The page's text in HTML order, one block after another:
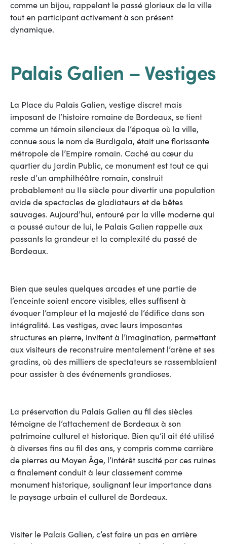
comme un bijou, rappelant le passé glorieux de la ville
tout en participant activement à son présent
dynamique.
Palais Galien – Vestiges
La Place du Palais Galien, vestige discret mais
imposant de l’histoire romaine de Bordeaux, se tient
comme un témoin silencieux de l’époque où la ville,
connue sous le nom de Burdigala, était une florissante
métropole de l’Empire romain. Caché au cœur du
quartier du Jardin Public, ce monument est tout ce qui
reste d’un amphithéâtre romain, construit
probablement au IIe siècle pour divertir une population
avide de spectacles de gladiateurs et de bêtes
sauvages. Aujourd’hui, entouré par la ville moderne qui
a poussé autour de lui, le Palais Galien rappelle aux
passants la grandeur et la complexité du passé de
Bordeaux.
Bien que seules quelques arcades et une partie de
l’enceinte soient encore visibles, elles suffisent à
évoquer l’ampleur et la majesté de l’édifice dans son
intégralité. Les vestiges, avec leurs imposantes
structures en pierre, invitent à l’imagination, permettant
aux visiteurs de reconstruire mentalement l’arène et ses
gradins, où des milliers de spectateurs se rassemblaient
pour assister à des événements grandioses.
La préservation du Palais Galien au fil des siècles
témoigne de l’attachement de Bordeaux à son
patrimoine culturel et historique. Bien qu’il ait été utilisé
à diverses fins au fil des ans, y compris comme carrière
de pierres au Moyen Âge, l’intérêt suscité par ces ruines
a finalement conduit à leur classement comme
monument historique, soulignant leur importance dans
le paysage urbain et culturel de Bordeaux.
Visiter le Palais Galien, c’est faire un pas en arrière